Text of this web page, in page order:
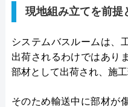
現地組み立てを前提
システムバスルームは、
出荷されるわけではあり
部材として出荷され、施
そのため輸送中に部材が